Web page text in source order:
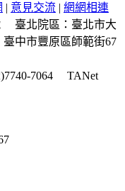
| 意見交流 | 網網相連
臺北院區：臺北市大
臺中市豐原區師範街67
7064
TANet